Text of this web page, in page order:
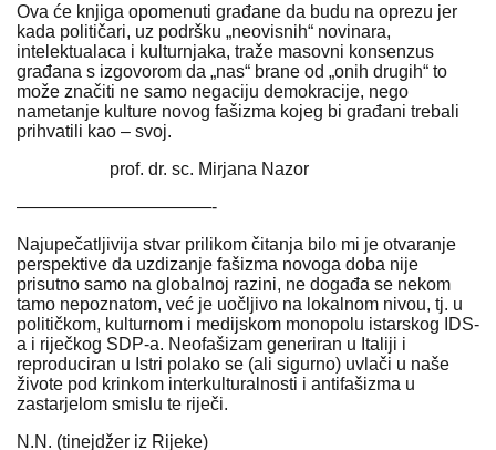
Ova će knjiga opomenuti građane da budu na oprezu jer
kada političari, uz podršku „neovisnih“ novinara,
intelektualaca i kulturnjaka, traže masovni konsenzus
građana s izgovorom da „nas“ brane od „onih drugih“ to
može značiti ne samo negaciju demokracije, nego
nametanje kulture novog fašizma kojeg bi građani trebali
prihvatili kao – svoj.
prof. dr. sc. Mirjana Nazor
———————————-
Najupečatljivija stvar prilikom čitanja bilo mi je otvaranje
perspektive da uzdizanje fašizma novoga doba nije
prisutno samo na globalnoj razini, ne događa se nekom
tamo nepoznatom, već je uočljivo na lokalnom nivou, tj. u
političkom, kulturnom i medijskom monopolu istarskog IDS-
a i riječkog SDP-a. Neofašizam generiran u Italiji i
reproduciran u Istri polako se (ali sigurno) uvlači u naše
živote pod krinkom interkulturalnosti i antifašizma u
zastarjelom smislu te riječi.
N.N. (tinejdžer iz Rijeke)